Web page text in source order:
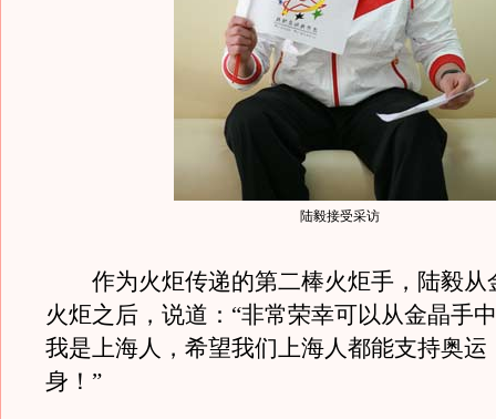
陆毅接受采访
作为火炬传递的第二棒火炬手，陆毅从
火炬之后，说道：“非常荣幸可以从金晶手
我是上海人，希望我们上海人都能支持奥运
身！”